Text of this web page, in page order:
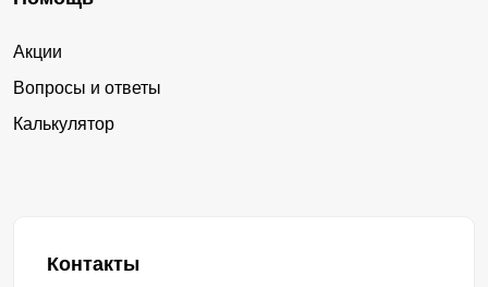
Акции
Вопросы и ответы
Калькулятор
Контакты